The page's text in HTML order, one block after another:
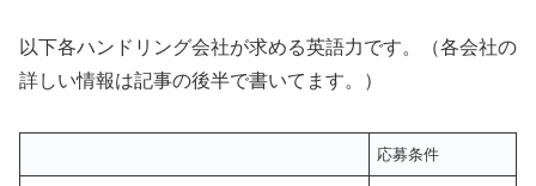
以下各ハンドリング会社が求める英語力です。（各会社の
詳しい情報は記事の後半で書いてます。）
応募条件